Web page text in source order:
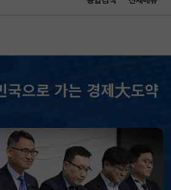
국으로 가는 경제大도약
6258.77 37.61(하락)
3.746 0.004(상승)
1410.6000 13.2000(하락)